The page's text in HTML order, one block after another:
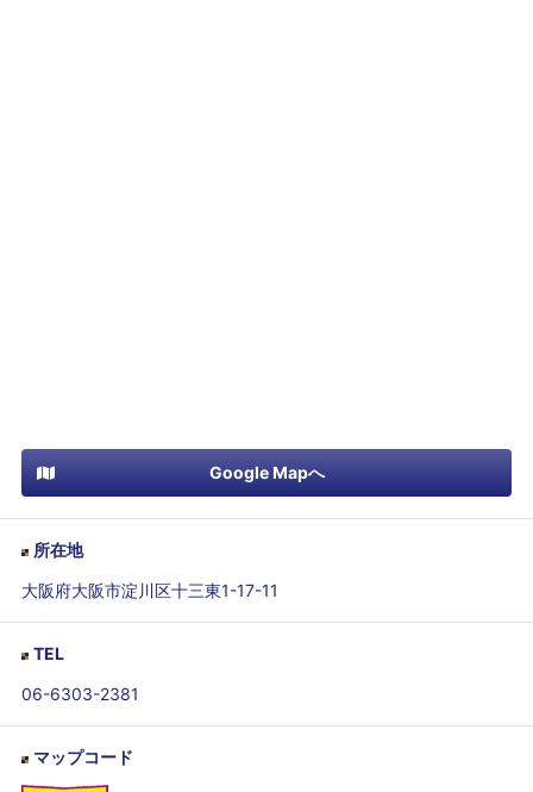
Google Mapへ
所在地
大阪府大阪市淀川区十三東1-17-11
TEL
06-6303-2381
マップコード